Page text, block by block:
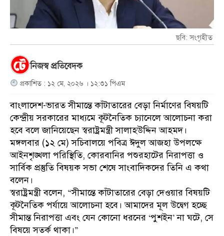
ছবি: সংগৃহীত
নিজস্ব প্রতিবেদক
প্রকাশিত : ১২ মে, ২০২৬ । ১২:৩১ পিএম
বাংলাদেশ-ভারত সীমান্তে কাঁটাতারের বেড়া নির্মাণের বিষয়টি
কেন্দ্রীয় সরকারের মাধ্যমে কূটনৈতিক চ্যানেলে আলোচনা করা
হবে বলে জানিয়েছেন স্বরাষ্ট্রমন্ত্রী সালাহউদ্দিন আহমদ।
মঙ্গলবার (১২ মে) সচিবালয়ে পবিত্র ঈদুল আজহা উপলক্ষে
আইনশৃঙ্খলা পরিস্থিতি, কোরবানির পশুরহাটের নিরাপত্তা ও
সার্বিক প্রস্তুতি বিষয়ক সভা শেষে সাংবাদিকদের তিনি এ কথা
বলেন।
স্বরাষ্ট্রমন্ত্রী বলেন, “সীমান্তে কাঁটাতারের বেড়া দেওয়ার বিষয়টি
কূটনৈতিক পর্যায়ে আলোচনা হবে। আমাদের মূল উদ্বেগ হচ্ছে
সীমান্ত নিরাপত্তা এবং যেন কোনো ধরনের ‘পুশইন’ না ঘটে, সে
বিষয়ে সতর্ক থাকা।”